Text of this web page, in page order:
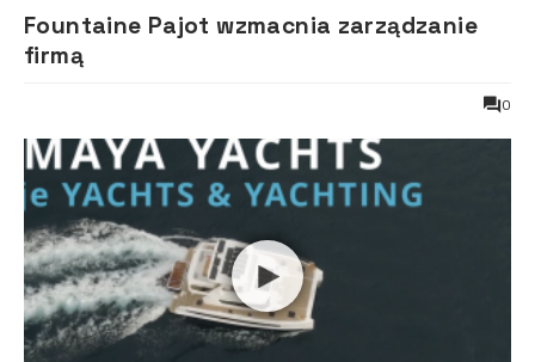
Fountaine Pajot wzmacnia zarządzanie
firmą
0